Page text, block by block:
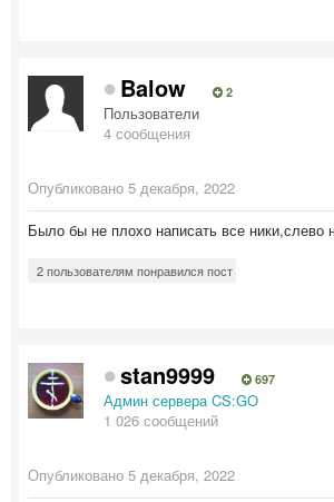
Balow 2
Пользователи
4 сообщения
Опубликовано 5 декабря, 2022
Было бы не плохо написать все ники,слево
2 пользователям понравился пост
stan9999 697
Админ сервера CS:GO
1 026 сообщений
Опубликовано 5 декабря, 2022